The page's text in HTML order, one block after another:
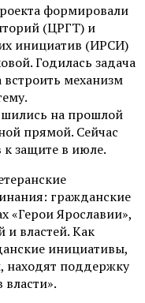
формировали
(ЦРГТ) и
инициатив (ИРСИ)
Годилась задача
механизм
на прошлой
прямой. Сейчас
к защите в июле.
гражданские
«Герои Ярославии»,
властей. Как
инициативы,
поддержку